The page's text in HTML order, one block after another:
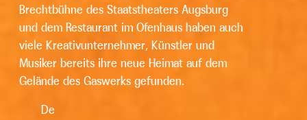
Brechtbühne des Staatstheaters Augsburg
und dem Restaurant im Ofenhaus haben auch
viele Kreativunternehmer, Künstler und
Musiker bereits ihre neue Heimat auf dem
Gelände des Gaswerks gefunden.
De